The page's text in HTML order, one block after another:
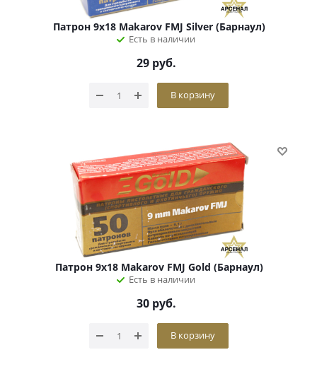
Патрон 9х18 Makarov FMJ Silver (Барнаул)
Есть в наличии
29 руб.
В корзину
Патрон 9х18 Makarov FMJ Gold (Барнаул)
Есть в наличии
30 руб.
В корзину